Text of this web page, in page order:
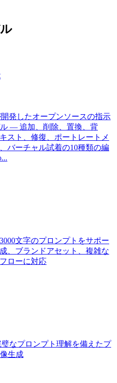
発したオープンソースの指示
— 追加、削除、置換、背
スト、修復、ポートレートメ
バーチャル試着の10種類の編
文字のプロンプトをサポー
、ブランドアセット、複雑な
ローに対応
なプロンプト理解を備えたプ
生成